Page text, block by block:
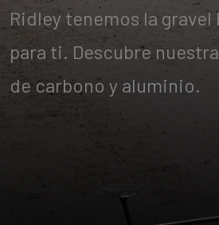
Ridley tenemos la
para ti. Descubre
de carbono y aluminio.